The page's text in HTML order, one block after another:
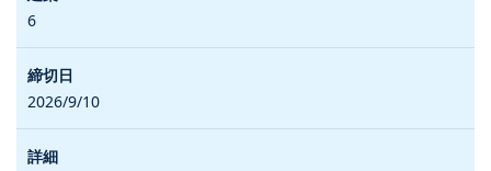
6
2026/9/10